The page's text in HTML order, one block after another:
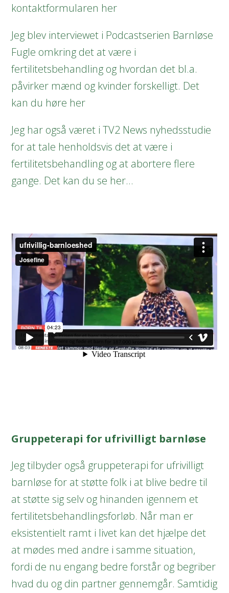
kontaktformularen her
Jeg blev interviewet i Podcastserien Barnløse
Fugle omkring det at være i
fertilitetsbehandling og hvordan det bl.a.
påvirker mænd og kvinder forskelligt. Det
kan du høre her
Jeg har også været i TV2 News nyhedsstudie
for at tale henholdsvis det at være i
fertilitetsbehandling og at abortere flere
gange. Det kan du se her…
Gruppeterapi for ufrivilligt barnløse
Jeg tilbyder også gruppeterapi for ufrivilligt
barnløse for at støtte folk i at blive bedre til
at støtte sig selv og hinanden igennem et
fertilitetsbehandlingsforløb. Når man er
eksistentielt ramt i livet kan det hjælpe det
at mødes med andre i samme situation,
fordi de nu engang bedre forstår og begriber
hvad du og din partner gennemgår. Samtidig